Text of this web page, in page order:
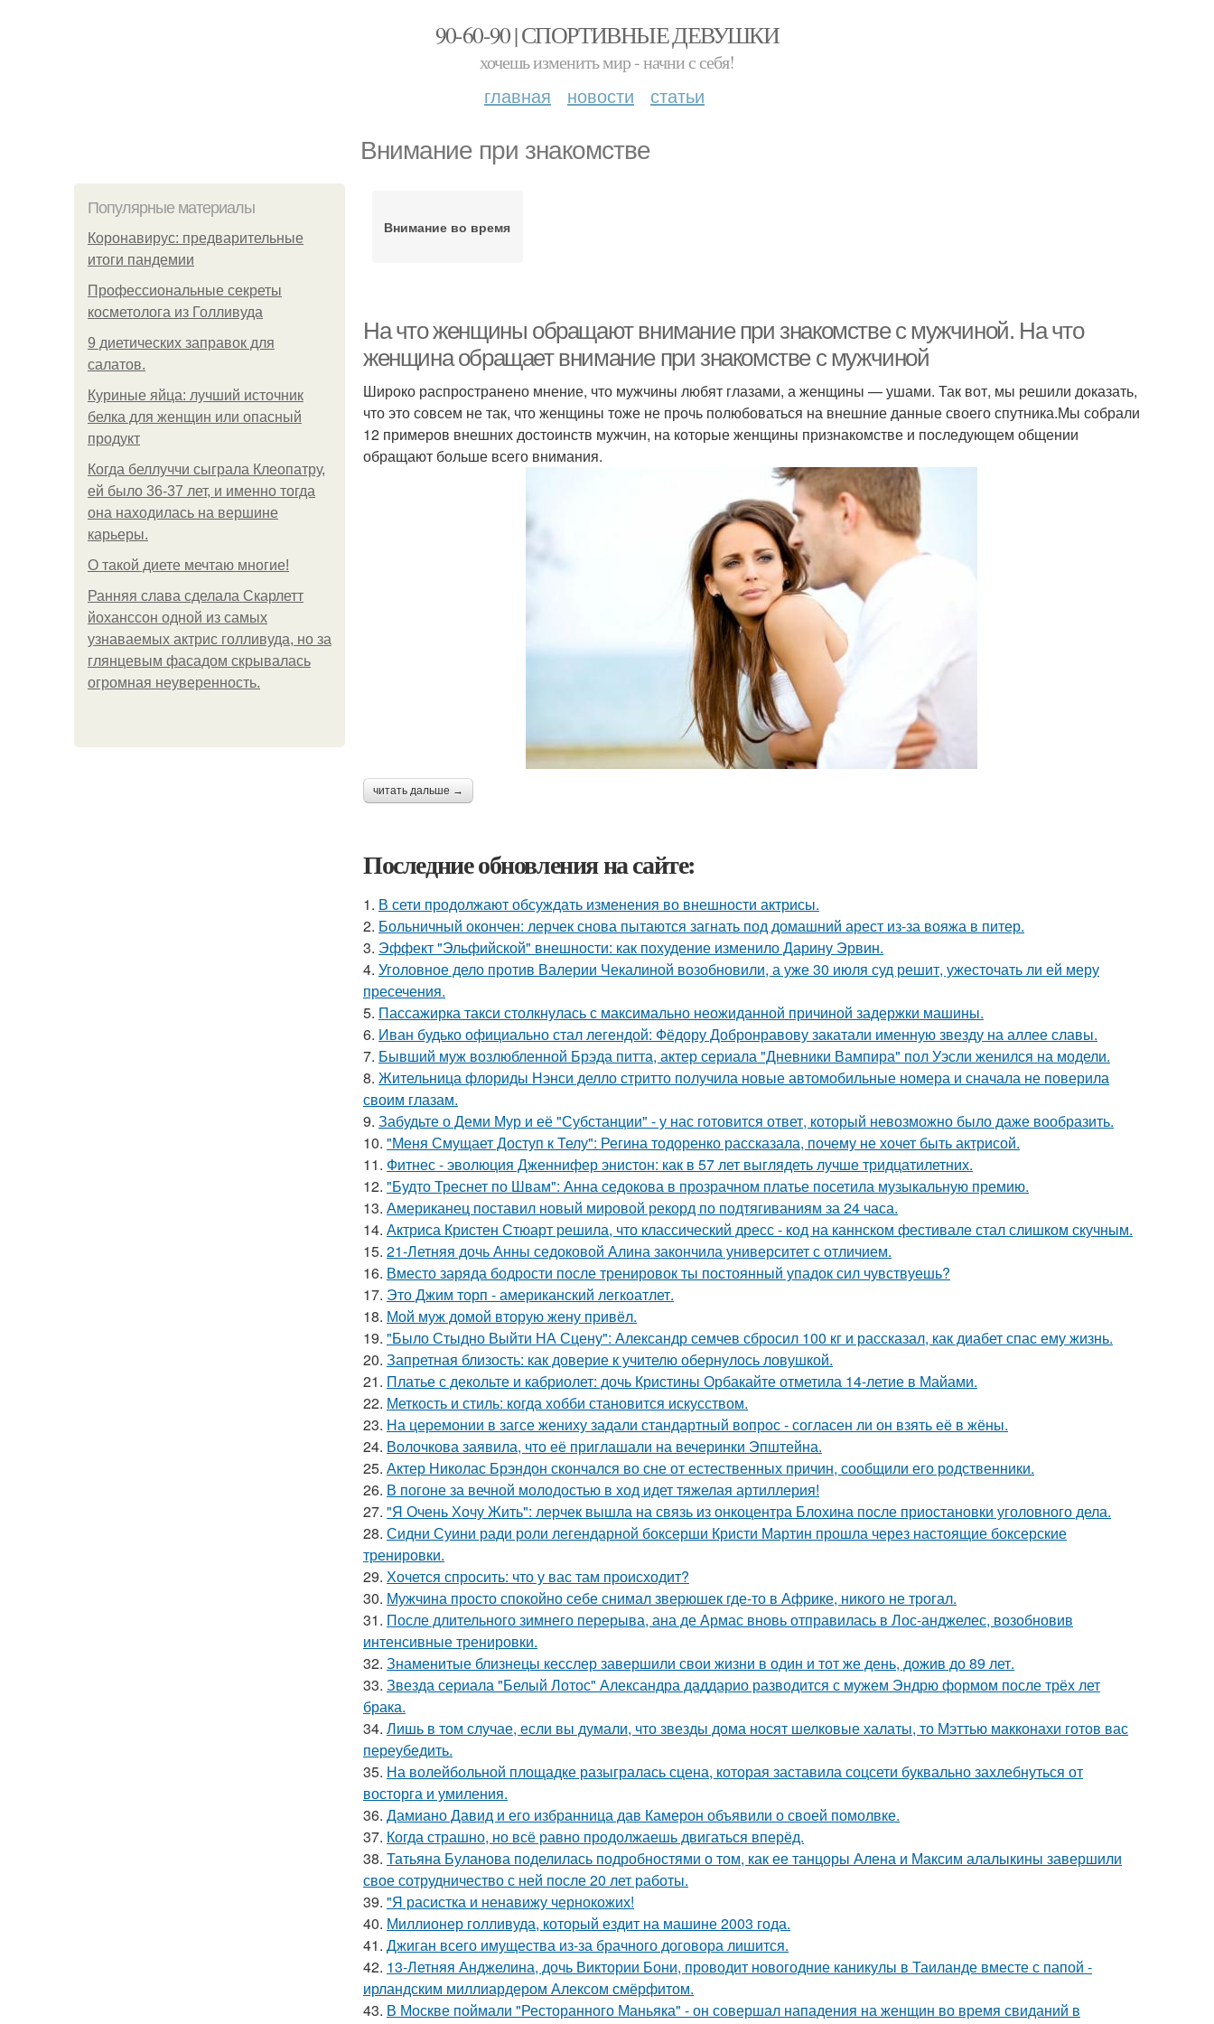
90-60-90 | СПОРТИВНЫЕ ДЕВУШКИ
хочешь изменить мир - начни с себя!
главная новости статьи
Внимание при знакомстве
Популярные материалы
Коронавирус: предварительные
итоги пандемии
Профессиональные секреты
косметолога из Голливуда
9 диетических заправок для
салатов.
Куриные яйца: лучший источник
белка для женщин или опасный
продукт
Когда беллуччи сыграла Клеопатру,
ей было 36-37 лет, и именно тогда
она находилась на вершине
карьеры.
О такой диете мечтаю многие!
Ранняя слава сделала Скарлетт
йоханссон одной из самых
узнаваемых актрис голливуда, но за
глянцевым фасадом скрывалась
огромная неуверенность.
Внимание во время
На что женщины обращают внимание при знакомстве с мужчиной. На что
женщина обращает внимание при знакомстве с мужчиной
Широко распространено мнение, что мужчины любят глазами, а женщины — ушами. Так вот, мы решили доказать,
что это совсем не так, что женщины тоже не прочь полюбоваться на внешние данные своего спутника.Мы собрали
12 примеров внешних достоинств мужчин, на которые женщины признакомстве и последующем общении
обращают больше всего внимания.
читать дальше →
Последние обновления на сайте:
1. В сети продолжают обсуждать изменения во внешности актрисы.
2. Больничный окончен: лерчек снова пытаются загнать под домашний арест из-за вояжа в питер.
3. Эффект "Эльфийской" внешности: как похудение изменило Дарину Эрвин.
4. Уголовное дело против Валерии Чекалиной возобновили, а уже 30 июля суд решит, ужесточать ли ей меру
пресечения.
5. Пассажирка такси столкнулась с максимально неожиданной причиной задержки машины.
6. Иван будько официально стал легендой: Фёдору Добронравову закатали именную звезду на аллее славы.
7. Бывший муж возлюбленной Брэда питта, актер сериала "Дневники Вампира" пол Уэсли женился на модели.
8. Жительница флориды Нэнси делло стритто получила новые автомобильные номера и сначала не поверила
своим глазам.
9. Забудьте о Деми Мур и её "Субстанции" - у нас готовится ответ, который невозможно было даже вообразить.
10. "Меня Смущает Доступ к Телу": Регина тодоренко рассказала, почему не хочет быть актрисой.
11. Фитнес - эволюция Дженнифер энистон: как в 57 лет выглядеть лучше тридцатилетних.
12. "Будто Треснет по Швам": Анна седокова в прозрачном платье посетила музыкальную премию.
13. Американец поставил новый мировой рекорд по подтягиваниям за 24 часа.
14. Актриса Кристен Стюарт решила, что классический дресс - код на каннском фестивале стал слишком скучным.
15. 21-Летняя дочь Анны седоковой Алина закончила университет с отличием.
16. Вместо заряда бодрости после тренировок ты постоянный упадок сил чувствуешь?
17. Это Джим торп - американский легкоатлет.
18. Мой муж домой вторую жену привёл.
19. "Было Стыдно Выйти НА Сцену": Александр семчев сбросил 100 кг и рассказал, как диабет спас ему жизнь.
20. Запретная близость: как доверие к учителю обернулось ловушкой.
21. Платье с декольте и кабриолет: дочь Кристины Орбакайте отметила 14-летие в Майами.
22. Меткость и стиль: когда хобби становится искусством.
23. На церемонии в загсе жениху задали стандартный вопрос - согласен ли он взять её в жёны.
24. Волочкова заявила, что её приглашали на вечеринки Эпштейна.
25. Актер Николас Брэндон скончался во сне от естественных причин, сообщили его родственники.
26. В погоне за вечной молодостью в ход идет тяжелая артиллерия!
27. "Я Очень Хочу Жить": лерчек вышла на связь из онкоцентра Блохина после приостановки уголовного дела.
28. Сидни Суини ради роли легендарной боксерши Кристи Мартин прошла через настоящие боксерские
тренировки.
29. Хочется спросить: что у вас там происходит?
30. Мужчина просто спокойно себе снимал зверюшек где-то в Африке, никого не трогал.
31. После длительного зимнего перерыва, ана де Армас вновь отправилась в Лос-анджелес, возобновив
интенсивные тренировки.
32. Знаменитые близнецы кесслер завершили свои жизни в один и тот же день, дожив до 89 лет.
33. Звезда сериала "Белый Лотос" Александра даддарио разводится с мужем Эндрю формом после трёх лет
брака.
34. Лишь в том случае, если вы думали, что звезды дома носят шелковые халаты, то Мэттью макконахи готов вас
переубедить.
35. На волейбольной площадке разыгралась сцена, которая заставила соцсети буквально захлебнуться от
восторга и умиления.
36. Дамиано Давид и его избранница дав Камерон объявили о своей помолвке.
37. Когда страшно, но всё равно продолжаешь двигаться вперёд.
38. Татьяна Буланова поделилась подробностями о том, как ее танцоры Алена и Максим алалыкины завершили
свое сотрудничество с ней после 20 лет работы.
39. "Я расистка и ненавижу чернокожих!
40. Миллионер голливуда, который ездит на машине 2003 года.
41. Джиган всего имущества из-за брачного договора лишится.
42. 13-Летняя Анджелина, дочь Виктории Бони, проводит новогодние каникулы в Таиланде вместе с папой -
ирландским миллиардером Алексом смёрфитом.
43. В Москве поймали "Ресторанного Маньяка" - он совершал нападения на женщин во время свиданий в